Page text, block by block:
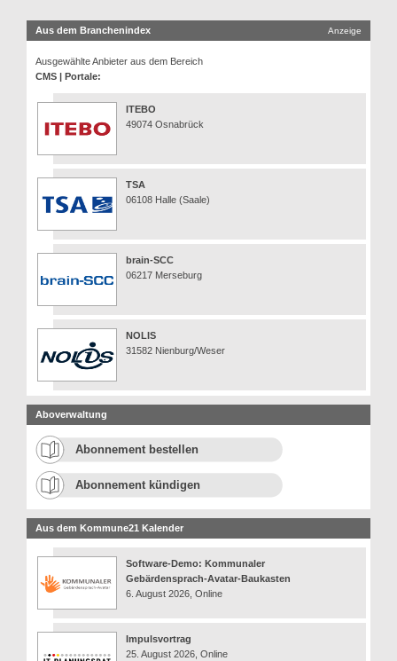
Aus dem Branchenindex Anzeige
Ausgewählte Anbieter aus dem Bereich
CMS | Portale:
ITEBO
49074 Osnabrück
TSA
06108 Halle (Saale)
brain-SCC
06217 Merseburg
NOLIS
31582 Nienburg/Weser
Aboverwaltung
Abonnement bestellen
Abonnement kündigen
Aus dem Kommune21 Kalender
Software-Demo: Kommunaler
Gebärdensprach-Avatar-Baukasten
6. August 2026, Online
Impulsvortrag
25. August 2026, Online